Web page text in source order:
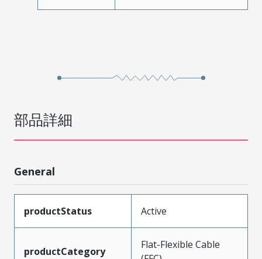
部品詳細
General
productStatus Active
productCategory
Flat-Flexible Cable